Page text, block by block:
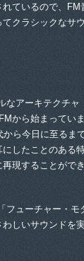
ているので、FM
クラシックなサ
なアーキテクチャ
から始まっていま
ら今日に至るまで
したことのある
現することができ
フューチャー・
しいサウンドを